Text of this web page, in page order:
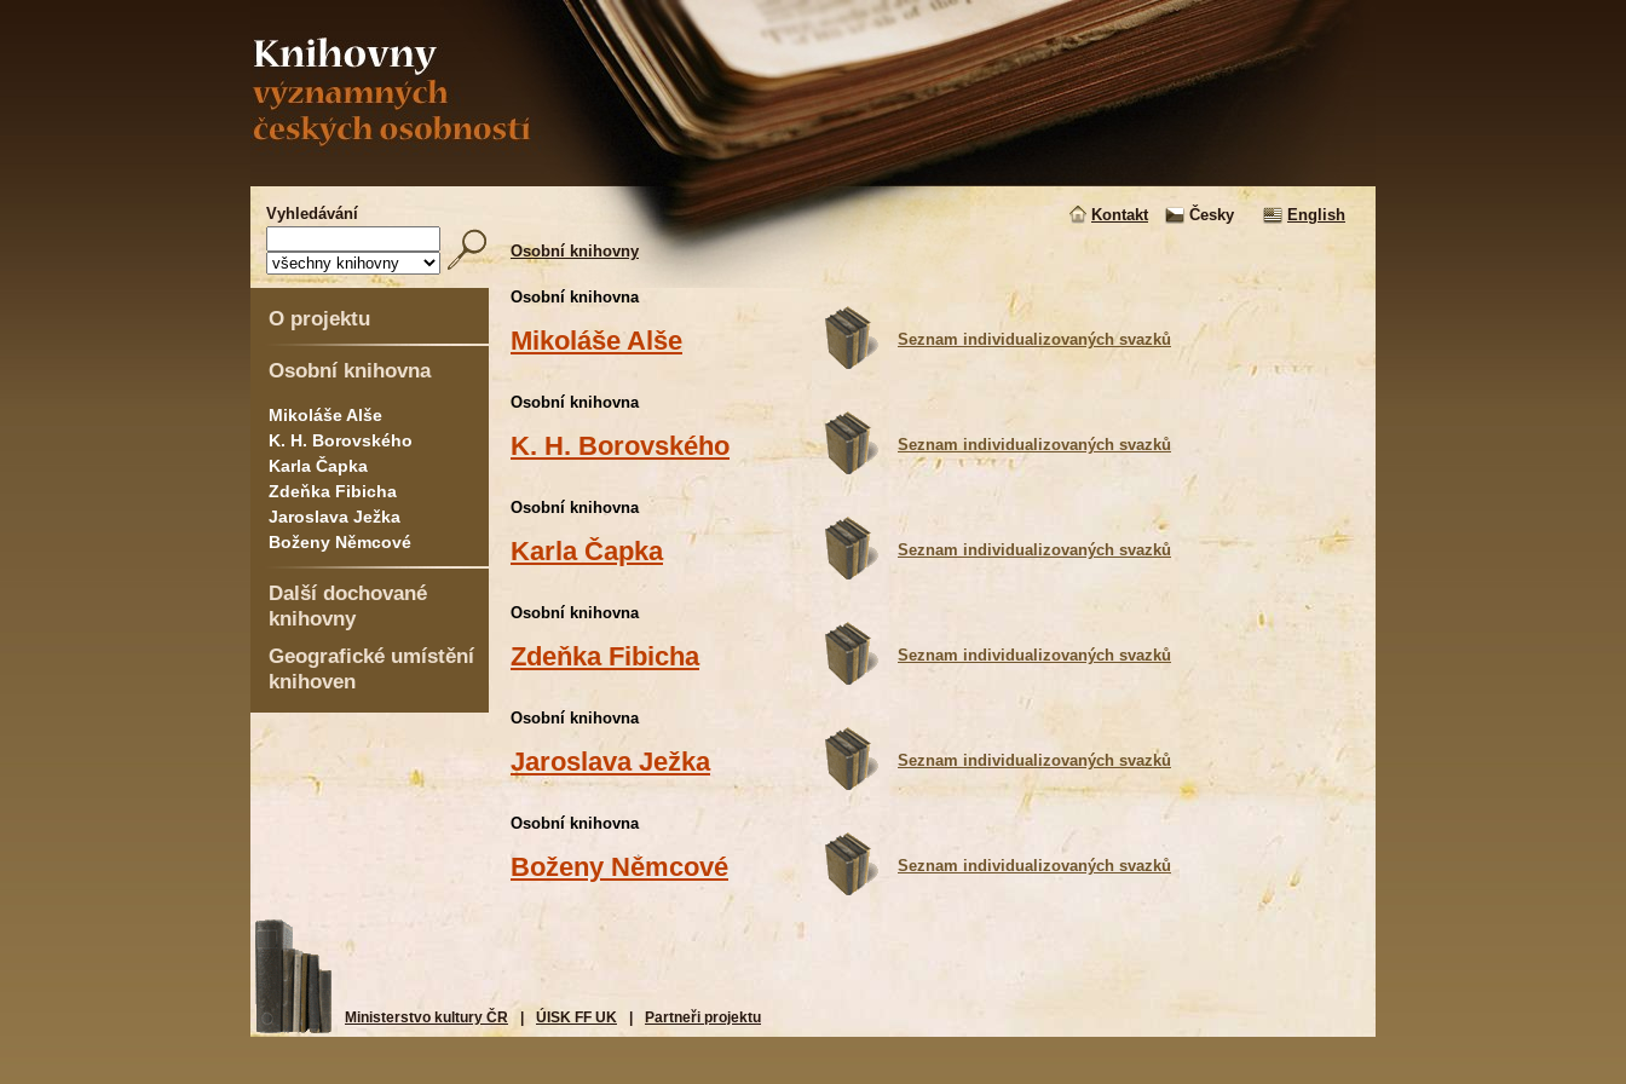
Vyhledávání Kontakt Česky
English
Osobní knihovny
O projektu
Osobní knihovna
Mikoláše Alše
K. H. Borovského
Karla Čapka
Zdeňka Fibicha
Jaroslava Ježka
Boženy Němcové
Další dochované
knihovny
Geografické umístění
knihoven
Osobní knihovna
Mikoláše Alše Seznam individualizovaných svazků
Osobní knihovna
K. H. Borovského Seznam individualizovaných svazků
Osobní knihovna
Karla Čapka Seznam individualizovaných svazků
Osobní knihovna
Zdeňka Fibicha Seznam individualizovaných svazků
Osobní knihovna
Jaroslava Ježka Seznam individualizovaných svazků
Osobní knihovna
Boženy Němcové Seznam individualizovaných svazků
Ministerstvo kultury ČR ÚISK FF UK Partneři projektu